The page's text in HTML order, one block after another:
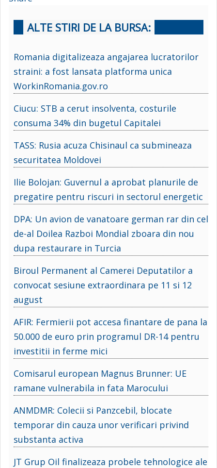
ALTE STIRI DE LA BURSA:
Romania digitalizeaza angajarea lucratorilor
straini: a fost lansata platforma unica
WorkinRomania.gov.ro
Ciucu: STB a cerut insolventa, costurile
consuma 34% din bugetul Capitalei
TASS: Rusia acuza Chisinaul ca submineaza
securitatea Moldovei
Ilie Bolojan: Guvernul a aprobat planurile de
pregatire pentru riscuri in sectorul energetic
DPA: Un avion de vanatoare german rar din cel
de-al Doilea Razboi Mondial zboara din nou
dupa restaurare in Turcia
Biroul Permanent al Camerei Deputatilor a
convocat sesiune extraordinara pe 11 si 12
august
AFIR: Fermierii pot accesa finantare de pana la
50.000 de euro prin programul DR-14 pentru
investitii in ferme mici
Comisarul european Magnus Brunner: UE
ramane vulnerabila in fata Marocului
ANMDMR: Colecii si Panzcebil, blocate
temporar din cauza unor verificari privind
substanta activa
JT Grup Oil finalizeaza probele tehnologice ale